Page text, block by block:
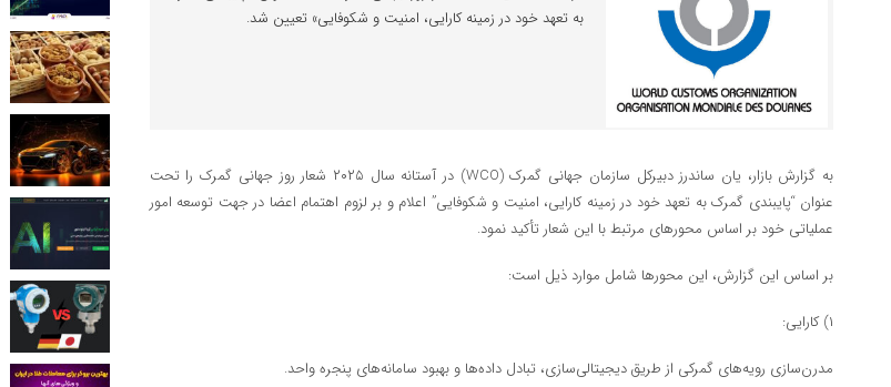
به تعهد خود در زمینه کارایی، امنیت و شکوفایی» تعیین شد.
به گزارش بازار، یان ساندرز دبیرکل سازمان جهانی گمرک (WCO) در آستانه سال ۲۰۲۵ شعار روز جهانی گمرک را تحت
عنوان “پایبندی گمرک به تعهد خود در زمینه کارایی، امنیت و شکوفایی” اعلام و بر لزوم اهتمام اعضا در جهت توسعه امور
عملیاتی خود بر اساس محورهای مرتبط با این شعار تأکید نمود.
بر اساس این گزارش، این محورها شامل موارد ذیل است:
۱) کارایی:
مدرن‌سازی رویه‌های گمرکی از طریق دیجیتالی‌سازی، تبادل داده‌ها و بهبود سامانه‌های پنجره واحد.